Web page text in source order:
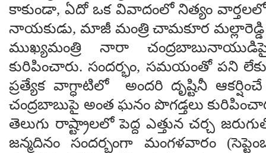
కాకుండా, ఏదో ఒక వివాదంలో నిత్యం
నాయకుడు, మాజీ మంత్రి చామకూర మల్లారెడ్డి
ముఖ్యమంత్రి నారా
కురిపించారు. సందర్భం, సమయంతో పని
ప్రత్యేక వాగ్ధాటిలో అందరి దృష్టినీ ఆకర్షించే
చంద్రబాబుపై అంత ఘనం పొగడ్తలు
తెలుగు రాష్ట్రాలలో పెద్ద ఎత్తున చర్చ
జన్మదినం సందర్భంగా మంగళవారం